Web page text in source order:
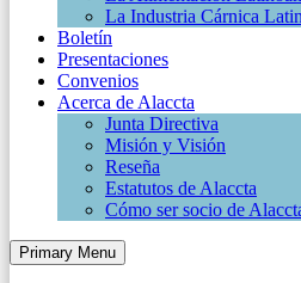
La Industria Cárnica
Boletín
Presentaciones
Convenios
Acerca de Alaccta
Junta Directiva
Misión y Visión
Reseña
Estatutos de Alaccta
Cómo ser socio de
Primary Menu